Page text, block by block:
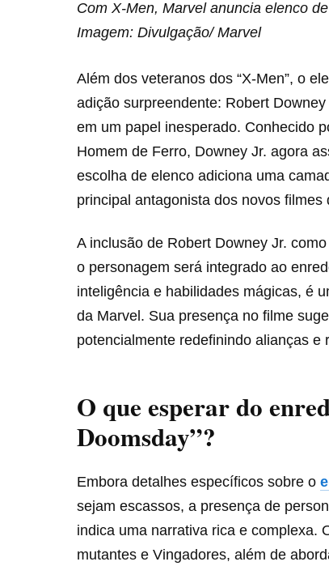
Com X-Men, Marvel anuncia elenco
Imagem: Divulgação/ Marvel
Além dos veteranos dos “X-Men”, o
adição surpreendente: Robert
em um papel inesperado. Conhecido
Homem de Ferro, Downey Jr. agora
escolha de elenco adiciona uma
principal antagonista dos novos filmes
A inclusão de Robert Downey Jr.
o personagem será integrado ao
inteligência e habilidades mágicas, é
da Marvel. Sua presença no filme
potencialmente redefinindo alianças e
O que esperar do
Doomsday”?
Embora detalhes específicos sobre o
sejam escassos, a presença de
indica uma narrativa rica e complexa.
mutantes e Vingadores, além de